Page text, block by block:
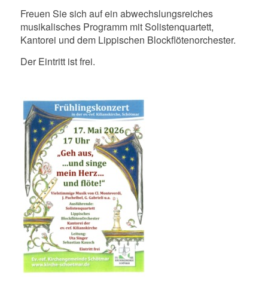
Freuen Sie sich auf ein abwechslungsreiches
musikalisches Programm mit Solistenquartett,
Kantorei und dem Lippischen Blockflötenorchester.
Der Eintritt ist frei.